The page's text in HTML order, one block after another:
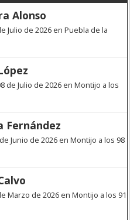
Alonso
Julio de 2026 en Puebla de la
de Julio de 2026 en Montijo a los
Fernández
Junio de 2026 en Montijo a los 98
Marzo de 2026 en Montijo a los 91